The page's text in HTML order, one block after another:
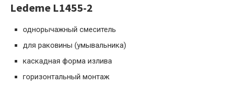
Ledeme L1455-2
однорычажный смеситель
для раковины (умывальника)
каскадная форма излива
горизонтальный монтаж